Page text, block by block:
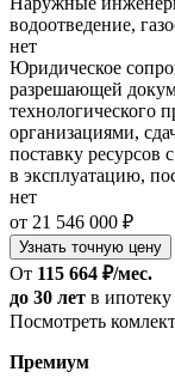
водоотведение,
нет
Юридическое
разрешающей
технологического
организациями,
поставку ресурсов
в эксплуатацию,
нет
от 21 546 000 ₽
Узнать точную цену
От 115 664 ₽/мес.
до 30 лет в ипотеку
Посмотреть
Премиум